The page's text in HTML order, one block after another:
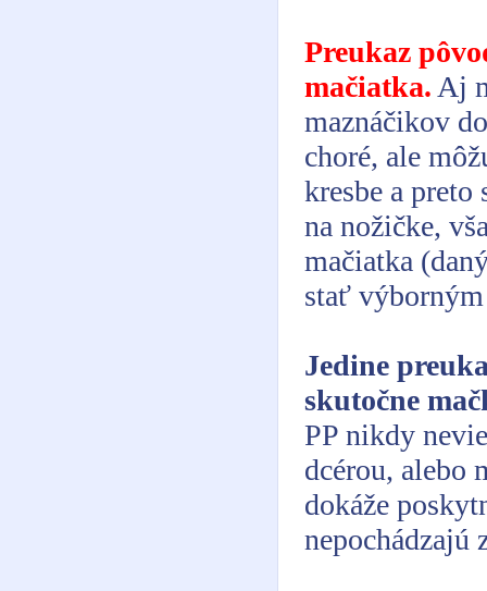
Preukaz
mačiatka. Aj
maznáčikov
choré, ale
kresbe a preto
na nožičke,
mačiatka
stať
Jedine
skutočne
PP nikdy
dcérou, alebo
dokáže
nepochádzajú